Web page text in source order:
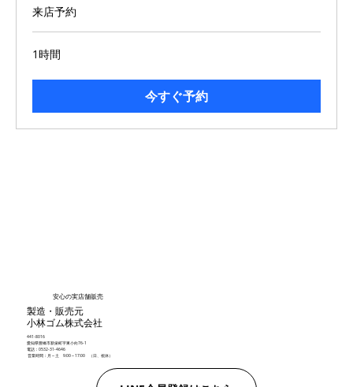
製造・販売元
小林ゴム株式会社
安心の実店舗販売
441-8016
愛知県豊橋市新栄町字東小向76-1
電話：0532-31-4646
営業時間：月～土 9:00～17:00 （日、祝休）
来店予約
1時間
今すぐ予約